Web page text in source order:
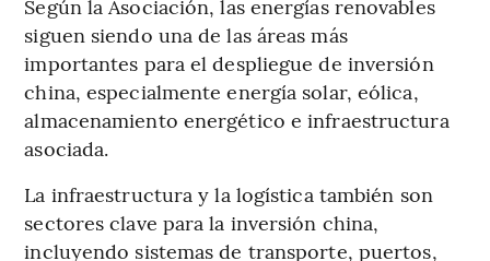
Según la Asociación, las energías renovables
siguen siendo una de las áreas más
importantes para el despliegue de inversión
china, especialmente energía solar, eólica,
almacenamiento energético e infraestructura
asociada.
La infraestructura y la logística también son
sectores clave para la inversión china,
incluyendo sistemas de transporte, puertos,